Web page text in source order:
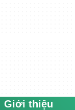
Giới thiệu